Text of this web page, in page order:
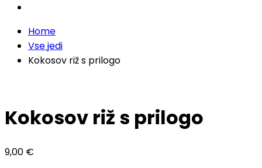
Home
Vse jedi
Kokosov riž s prilogo
Kokosov riž s prilogo
9,00 €